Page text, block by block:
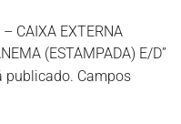
CAIXA EXTERNA
(ESTAMPADA) E/D”
publicado. Campos